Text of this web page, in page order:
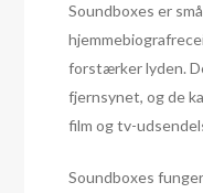
Soundboxes er
forstærker lyden.
fjernsynet, og de
film og tv-
Soundboxes